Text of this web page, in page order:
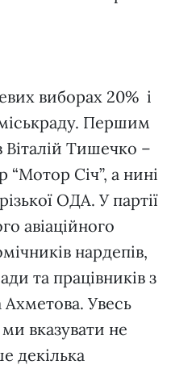
виборах 20% і
Першим
Віталій Тишечко –
Січ”, а нині
ОДА. У партії
авіаційного
нардепів,
та працівників з
Ахметова. Увесь
вказувати не
декілька